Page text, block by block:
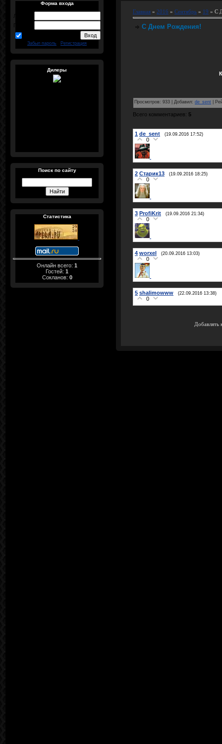
Форма входа
Логин:
Пароль:
Забыл пароль Регистрация
Дилеры
Поиск по сайту
Статистика
Онлайн всего: 1
Гостей: 1
Сокланов: 0
Главная » 2016 » Сентябрь » 19 » С
С Днем Рождения!
Просмотров: 933 Добавил: de_sent
Всего комментариев: 5
1 de_sent (19.09.2016 17:52)
0
2 Старик13 (19.09.2016 18:25)
0
3 ProfiKrit (19.09.2016 21:34)
0
4 worxel (20.09.2016 13:03)
0
5 shalimowww (22.09.2016 13:38)
0
Добавлять